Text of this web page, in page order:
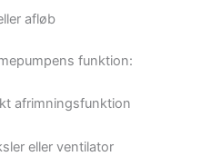
afløb
funktion:
afrimningsfunktion
eller ventilator